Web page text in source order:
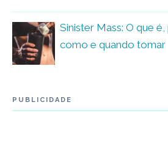
Sinister Mass: O que
como e quando tomar
PUBLICIDADE